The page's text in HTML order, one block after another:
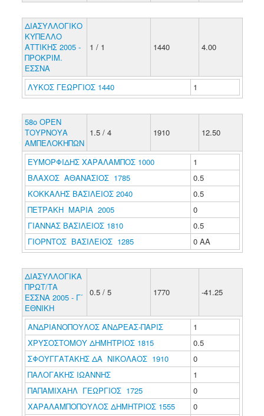
ΔΙΑΣΥΛΛΟΓΙΚΟ
ΚΥΠΕΛΛΟ
ΑΤΤΙΚΗΣ 2005 -
ΠΡΟΚΡΙΜ.
ΕΣΣΝΑ
1 / 1 1440 4.00
ΛΥΚΟΣ ΓΕΩΡΓΙΟΣ 1440 1
58o OPEN
ΤΟΥΡΝΟΥΑ
ΑΜΠΕΛΟΚΗΠΩΝ
1.5 / 4 1910 12.50
ΕΥΜΟΡΦΙΔΗΣ ΧΑΡΑΛΑΜΠΟΣ 1000
1
ΒΛΑΧΟΣ ΑΘΑΝΑΣΙΟΣ 1785
0.5
ΚΟΚΚΑΛΗΣ ΒΑΣΙΛΕΙΟΣ 2040
0.5
ΠΕΤΡΑΚΗ ΜΑΡΙΑ 2005
0
ΓΙΑΝΝΑΣ ΒΑΣΙΛΕΙΟΣ 1810
0.5
ΓΙΟΡΝΤΟΣ ΒΑΣΙΛΕΙΟΣ 1285
0 ΑΑ
ΔΙΑΣΥΛΛΟΓΙΚΑ
ΠΡΩΤ/ΤΑ
ΕΣΣΝΑ 2005 - Γ΄
ΕΘΝΙΚΗ
0.5 / 5 1770 -41.25
ΑΝΔΡΙΑΝΟΠΟΥΛΟΣ ΑΝΔΡΕΑΣ-ΠΑΡΙΣ
1
ΧΡΥΣΟΣΤΟΜΟΥ ΔΗΜΗΤΡΙΟΣ 1815
0.5
ΣΦΟΥΓΓΑΤΑΚΗΣ ΔΑ ΝΙΚΟΛΑΟΣ 1910
0
ΠΑΛΟΓΑΚΗΣ ΙΩΑΝΝΗΣ
1
ΠΑΠΑΜΙΧΑΗΛ ΓΕΩΡΓΙΟΣ 1725
0
ΧΑΡΑΛΑΜΠΟΠΟΥΛΟΣ ΔΗΜΗΤΡΙΟΣ 1555
0